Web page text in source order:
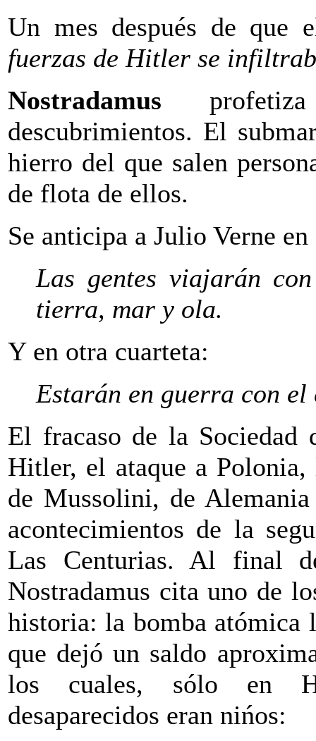
Un mes después de que
fuerzas de Hitler se
Nostradamus
descubrimientos. El
hierro del que salen
de flota de ellos.
Se anticipa a Julio Verne
Las gentes viajarán
tierra, mar y ola.
Y en otra cuarteta:
Estarán en guerra con
El fracaso de la Sociedad
Hitler, el ataque a
de Mussolini, de
acontecimientos de la
Las Centurias. Al final
Nostradamus cita uno de
historia: la bomba atómica
que dejó un saldo
los cuales, sólo en
desaparecidos eran nińos: